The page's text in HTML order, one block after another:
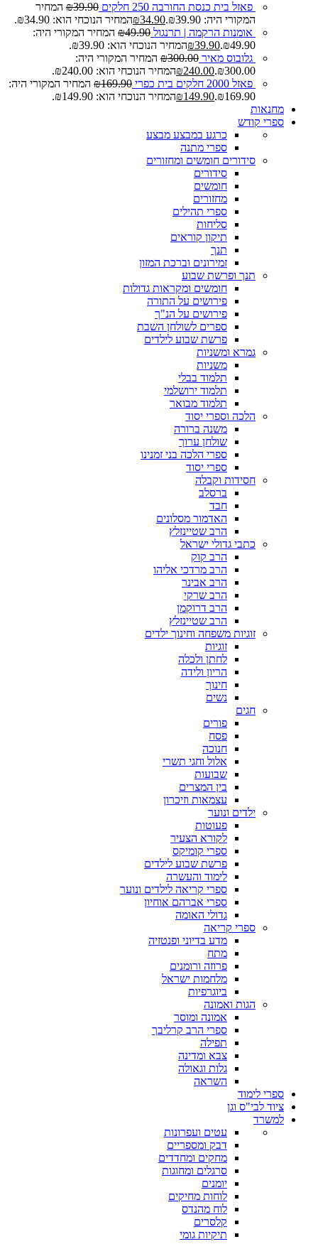
פאזל בית כנסת החורבה 250 חלקים ₪39.90
המחיר
המקורי היה: ₪39.90.
₪34.90
המחיר הנוכחי הוא: ₪34.90.
אומנות הרקמה | תרנגול
₪49.90
המחיר המקורי היה:
₪49.90.
₪39.90
המחיר הנוכחי הוא: ₪39.90.
גלובוס מאיר
₪300.00
המחיר המקורי היה:
₪300.00.
₪240.00
המחיר הנוכחי הוא: ₪240.00.
פאזל 2000 חלקים בית כפרי
₪169.90
המחיר המקורי היה:
₪169.90.
₪149.90
המחיר הנוכחי הוא: ₪149.90.
מחנאות
ספרי קודש
כרגע במבצע מבצע
ספרי מתנה
סידורים חומשים ומחזורים
סידורים
חומשים
מחזורים
ספרי תהילים
סליחות
תיקון קוראים
תנך
זמירונים וברכת המזון
תנך ופרשת שבוע
חומשים ומקראות גדולות
פירושים על התורה
פירושים על הנ"ך
ספרים לשולחן השבת
פרשת שבוע לילדים
גמרא ומשניות
משניות
תלמוד בבלי
תלמוד ירושלמי
תלמוד מבואר
הלכה וספרי יסוד
משנה ברורה
שולחן ערוך
ספרי הלכה בני זמנינו
ספרי יסוד
חסידות וקבלה
ברסלב
חבד
האדמור מסלונים
הרב שטיינזלץ
כתבי גדולי ישראל
הרב קוק
הרב מרדכי אליהו
הרב אבינר
הרב שרקי
הרב דרוקמן
הרב שטיינזלץ
זוגיות משפחה וחינוך ילדים
זוגיות
לחתן ולכלה
הריון ולידה
חינוך
נשים
חגים
פורים
פסח
חנוכה
אלול וחגי תשרי
שבועות
בין המצרים
עצמאות וזיכרון
ילדים ונוער
פעוטות
לקורא הצעיר
ספרי קומיקס
פרשת שבוע לילדים
לימוד והעשרה
ספרי קריאה לילדים ונוער
ספרי אברהם אוחיון
גדולי האומה
ספרי קריאה
מדע בדיוני ופנטזיה
מתח
פרוזה ורומנים
מלחמות ישראל
ביוגרפיות
הגות ואמונה
אמונה ומוסר
ספרי הרב קרליבך
תפילה
צבא ומדינה
גלות וגאולה
השראה
ספרי לימוד
ציוד לבי"ס וגן
למשרד
עטים ועפרונות
דבק ומספריים
מחקים ומחדדים
סרגלים ומחוגות
יומנים
לוחות מחיקים
לוח מהנדס
קלסרים
תיקיות גומי